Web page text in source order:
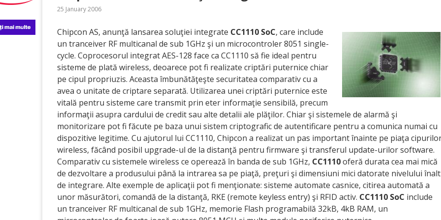
25 January 2006
Chipcon AS, anunţă lansarea soluţiei integrate CC1110 SoC, care include
un tranceiver RF multicanal de sub 1GHz şi un microcontroler 8051 single-
cycle. Coprocesorul integrat AES-128 face ca CC1110 să fie ideal pentru
sisteme de plată wireless, deoarece pot fi realizate criptări puternice chiar
pe cipul propriuzis. Aceasta îmbunătăţeşte securitatea comparativ cu a
avea o unitate de criptare separată. Utilizarea unei criptări puternice este
vitală pentru sisteme care transmit prin eter informaţie sensibilă, precum
informaţii asupra cardului de credit sau alte detalii ale plăţilor. Chiar şi sistemele de alarmă şi
monitorizare pot fi făcute pe baza unui sistem criptografic de autentificare pentru a comunica numai cu
dispozitive legitime. Cu ajutorul lui CC1110, Chipcon a realizat un pas important înainte pe piaţa
wireless, făcând posibil upgrade-ul de la distanţă pentru firmware şi transferul update-urilor software.
Comparativ cu sistemele wireless ce operează în banda de sub 1GHz, CC1110oferă durata cea mai mică
de dezvoltare a produsului până la intrarea sa pe piaţă, preţuri şi dimensiuni mici datorate nivelului înalt
de integrare. Alte exemple de aplicaţii pot fi menţionate: sisteme automate casnice, citirea automată a
unor măsurători, comandă de la distanţă, RKE (remote keyless entry) şi RFID activ. CC1110 SoC include
un tranceiver RF multicanal de sub 1GHz, memorie Flash programabilă 32kB, 4kB RAM, un